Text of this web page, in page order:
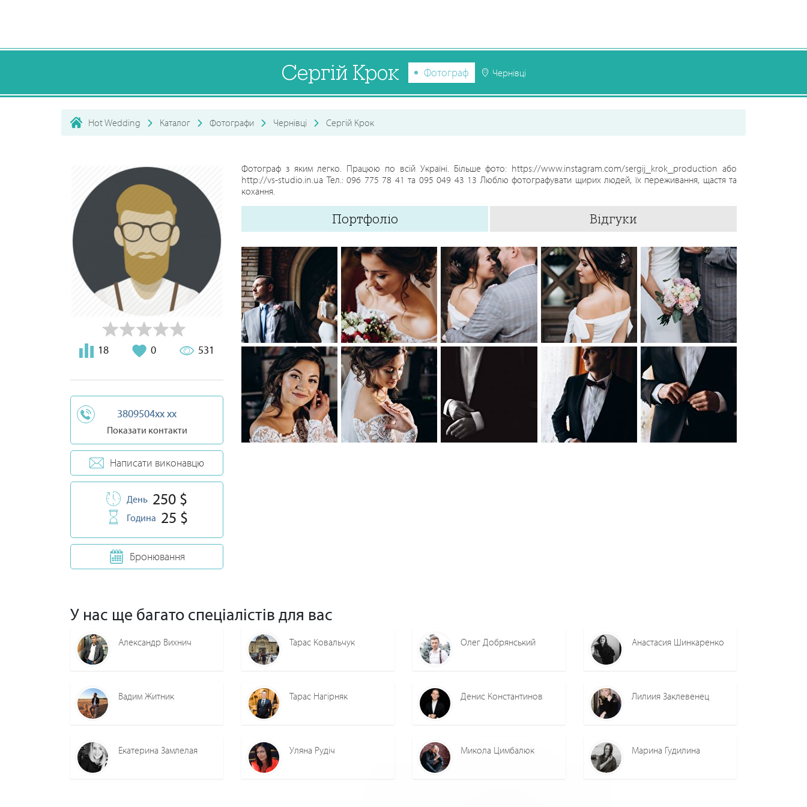
Сергій Крок Фотограф Чернівці
Hot Wedding Каталог Фотографи Чернівці Сергій Крок
18 0 531
3809504xx xx
Показати контакти
Написати виконавцю
День 250 $
Година 25 $
Бронювання
Фотограф з яким легко. Працюю по всій Україні. Більше фото: https://www.instagram.com/sergij_krok_production або
http://vs-studio.in.ua Тел.: 096 775 78 41 та 095 049 43 13 Люблю фотографувати щирих людей, їх переживання, щастя та
кохання.
Портфоліо Відгуки
1 0 1 0 1 0 0 0 0
У нас ще багато спеціалістів для вас
Александр Вихнич Тарас Ковальчук Олег Добрянський Анастасия Шинкаренко
Вадим Житник Тарас Нагірняк Денис Константинов Лилиия Заклевенец
Екатерина Замлелая Уляна Рудіч Микола Цимбалюк Марина Гудилина